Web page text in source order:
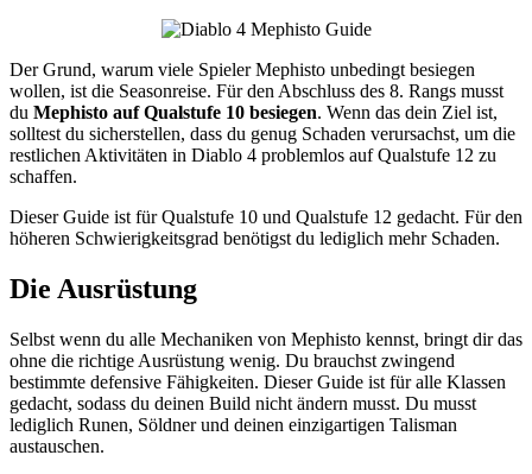
Der Grund, warum viele Spieler Mephisto unbedingt besiegen
wollen, ist die Seasonreise. Für den Abschluss des 8. Rangs musst
du Mephisto auf Qualstufe 10 besiegen. Wenn das dein Ziel ist,
solltest du sicherstellen, dass du genug Schaden verursachst, um die
restlichen Aktivitäten in Diablo 4 problemlos auf Qualstufe 12 zu
schaffen.
Dieser Guide ist für Qualstufe 10 und Qualstufe 12 gedacht. Für den
höheren Schwierigkeitsgrad benötigst du lediglich mehr Schaden.
Die Ausrüstung
Selbst wenn du alle Mechaniken von Mephisto kennst, bringt dir das
ohne die richtige Ausrüstung wenig. Du brauchst zwingend
bestimmte defensive Fähigkeiten. Dieser Guide ist für alle Klassen
gedacht, sodass du deinen Build nicht ändern musst. Du musst
lediglich Runen, Söldner und deinen einzigartigen Talisman
austauschen.